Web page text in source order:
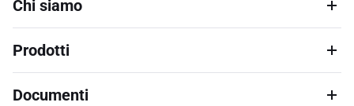
Chi siamo
Prodotti
Documenti